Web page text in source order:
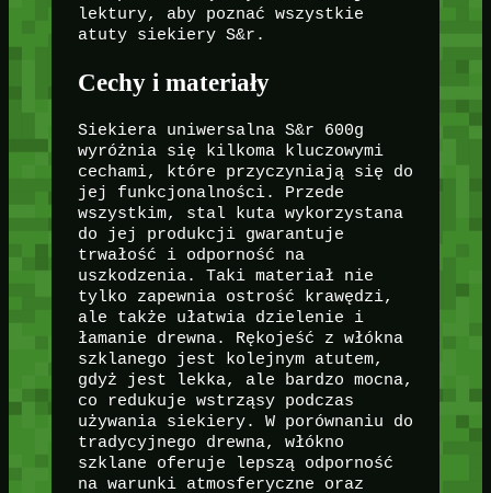
lektury, aby poznać wszystkie
atuty siekiery S&r.
Cechy i materiały
Siekiera uniwersalna S&r 600g
wyróżnia się kilkoma kluczowymi
cechami, które przyczyniają się do
jej funkcjonalności. Przede
wszystkim, stal kuta wykorzystana
do jej produkcji gwarantuje
trwałość i odporność na
uszkodzenia. Taki materiał nie
tylko zapewnia ostrość krawędzi,
ale także ułatwia dzielenie i
łamanie drewna. Rękojeść z włókna
szklanego jest kolejnym atutem,
gdyż jest lekka, ale bardzo mocna,
co redukuje wstrząsy podczas
używania siekiery. W porównaniu do
tradycyjnego drewna, włókno
szklane oferuje lepszą odporność
na warunki atmosferyczne oraz